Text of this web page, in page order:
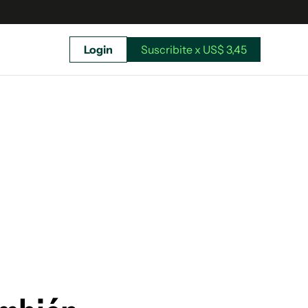
Login Suscribite x US$ 3,45